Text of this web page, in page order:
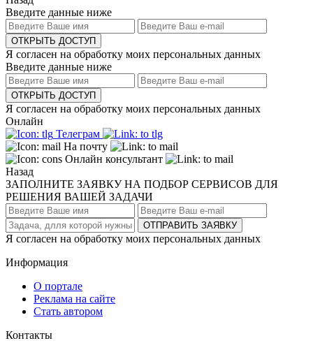
Введите данные ниже
ОТКРЫТЬ ДОСТУП
Я согласен на обработку моих персональных данных
Введите данные ниже
ОТКРЫТЬ ДОСТУП
Я согласен на обработку моих персональных данных
Онлайн
Телеграм
На почту
Онлайн консультант
Назад
ЗАПОЛНИТЕ ЗАЯВКУ НА ПОДБОР СЕРВИСОВ ДЛЯ
РЕШЕНИЯ ВАШЕЙ ЗАДАЧИ
ОТПРАВИТЬ ЗАЯВКУ
Я согласен на обработку моих персональных данных
Информация
О портале
Реклама на сайте
Стать автором
Контакты